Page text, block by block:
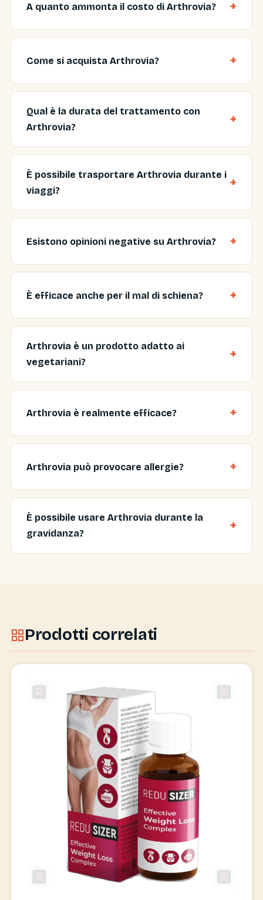
A quanto ammonta il costo di Arthrovia?
Come si acquista Arthrovia?
Qual è la durata del trattamento con
Arthrovia?
È possibile trasportare Arthrovia durante i
viaggi?
Esistono opinioni negative su Arthrovia?
È efficace anche per il mal di schiena?
Arthrovia è un prodotto adatto ai
vegetariani?
Arthrovia è realmente efficace?
Arthrovia può provocare allergie?
È possibile usare Arthrovia durante la
gravidanza?
Prodotti correlati